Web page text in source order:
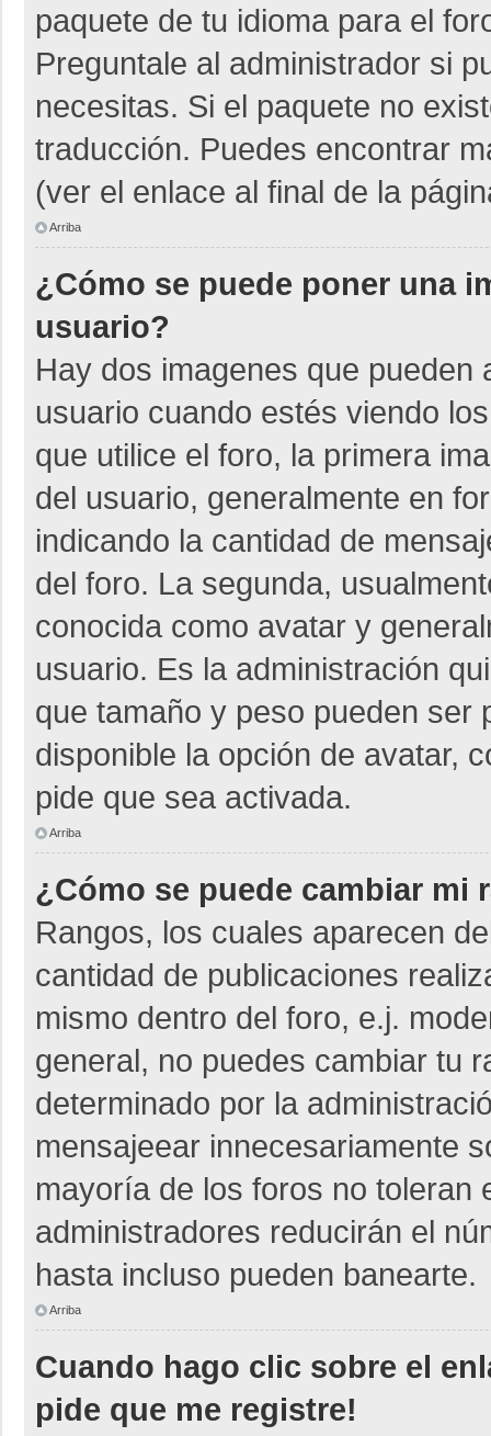
paquete de tu idioma para el
Preguntale al administrador si
necesitas. Si el paquete no
traducción. Puedes encontrar
(ver el enlace al final de la
Arriba
¿Cómo se puede poner una
usuario?
Hay dos imagenes que
usuario cuando estés viendo
que utilice el foro, la primera
del usuario, generalmente en
indicando la cantidad de
del foro. La segunda,
conocida como avatar y
usuario. Es la administración
que tamaño y peso pueden ser
disponible la opción de avatar,
pide que sea activada.
Arriba
¿Cómo se puede cambiar mi
Rangos, los cuales aparecen
cantidad de publicaciones
mismo dentro del foro, e.j.
general, no puedes cambiar tu
determinado por la
mensajeear innecesariamente
mayoría de los foros no toleran
administradores reducirán el
hasta incluso pueden banearte.
Arriba
Cuando hago clic sobre el
pide que me registre!